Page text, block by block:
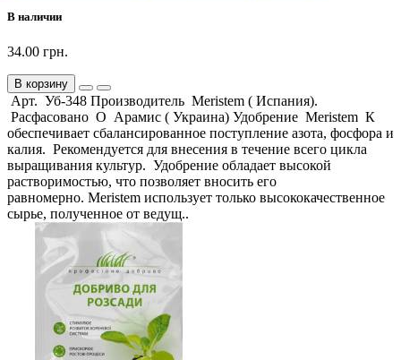
В наличии
34.00 грн.
В корзину
Арт. Уб-348 Производитель Meristem ( Испания).
Расфасовано О Арамис ( Украина) Удобрение Meristem К
обеспечивает сбалансированное поступление азота, фосфора и
калия. Рекомендуется для внесения в течение всего цикла
выращивания культур. Удобрение обладает высокой
растворимостью, что позволяет вносить его
равномерно. Meristem использует только высококачественное
сырье, полученное от ведущ..